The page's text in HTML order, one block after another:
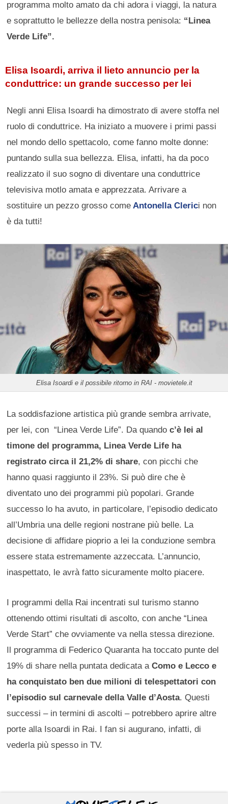
programma molto amato da chi adora i viaggi, la natura
e soprattutto le bellezze della nostra penisola: “Linea
Verde Life”.
Elisa Isoardi, arriva il lieto annuncio per la
conduttrice: un grande successo per lei
Negli anni Elisa Isoardi ha dimostrato di avere stoffa nel
ruolo di conduttrice. Ha iniziato a muovere i primi passi
nel mondo dello spettacolo, come fanno molte donne:
puntando sulla sua bellezza. Elisa, infatti, ha da poco
realizzato il suo sogno di diventare una conduttrice
televisiva motlo amata e apprezzata. Arrivare a
sostituire un pezzo grosso come Antonella Clerici non
è da tutti!
Elisa Isoardi e il possibile ritorno in RAI - movietele.it
La soddisfazione artistica più grande sembra arrivate,
per lei, con “Linea Verde Life”. Da quando c’è lei al
timone del programma, Linea Verde Life ha
registrato circa il 21,2% di share, con picchi che
hanno quasi raggiunto il 23%. Si può dire che è
diventato uno dei programmi più popolari. Grande
successo lo ha avuto, in particolare, l’episodio dedicato
all’Umbria una delle regioni nostrane più belle. La
decisione di affidare pioprio a lei la conduzione sembra
essere stata estremamente azzeccata. L’annuncio,
inaspettato, le avrà fatto sicuramente molto piacere.
I programmi della Rai incentrati sul turismo stanno
ottenendo ottimi risultati di ascolto, con anche “Linea
Verde Start” che ovviamente va nella stessa direzione.
Il programma di Federico Quaranta ha toccato punte del
19% di share nella puntata dedicata aComo e Lecco e
ha conquistato ben due milioni di telespettatori con
l’episodio sul carnevale della Valle d’Aosta. Questi
successi – in termini di ascolti – potrebbero aprire altre
porte alla Isoardi in Rai. I fan si augurano, infatti, di
vederla più spesso in TV.